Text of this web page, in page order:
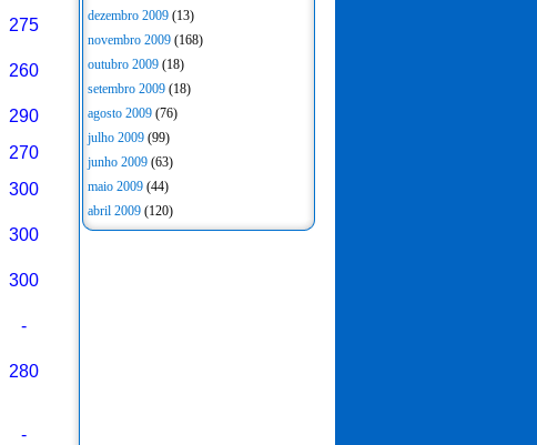
275
260
290
270
300
300
300
-
280
-
dezembro 2009 (13)
novembro 2009 (168)
outubro 2009 (18)
setembro 2009 (18)
agosto 2009 (76)
julho 2009 (99)
junho 2009 (63)
maio 2009 (44)
abril 2009 (120)